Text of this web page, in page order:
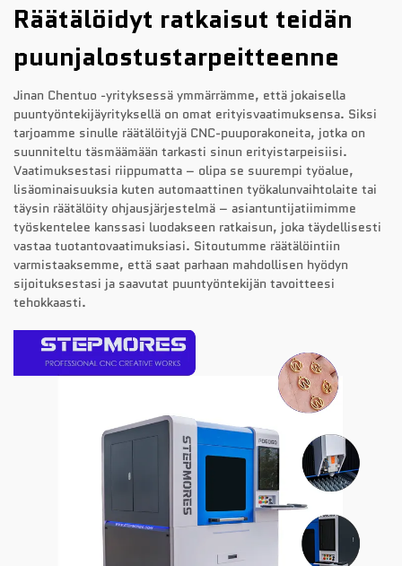
Räätälöidyt ratkaisut teidän
puunjalostustarpeitteenne
Jinan Chentuo -yrityksessä ymmärrämme, että jokaisella
puuntyöntekijäyrityksellä on omat erityisvaatimuksensa. Siksi
tarjoamme sinulle räätälöityjä CNC-puuporakoneita, jotka on
suunniteltu täsmäämään tarkasti sinun erityistarpeisiisi.
Vaatimuksestasi riippumatta – olipa se suurempi työalue,
lisäominaisuuksia kuten automaattinen työkalunvaihtolaite tai
täysin räätälöity ohjausjärjestelmä – asiantuntijatiimimme
työskentelee kanssasi luodakseen ratkaisun, joka täydellisesti
vastaa tuotantovaatimuksiasi. Sitoutumme räätälöintiin
varmistaaksemme, että saat parhaan mahdollisen hyödyn
sijoituksestasi ja saavutat puuntyöntekijän tavoitteesi
tehokkaasti.